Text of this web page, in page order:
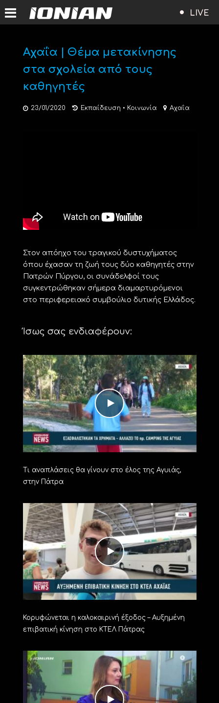
LIVE
Αχαΐα | Θέμα μετακίνησης
στα σχολεία από τους
καθηγητές
23/01/2020 Εκπαίδευση • Κοινωνία Αχαΐα
Στον απόηχο του τραγικού δυστυχήματος
όπου έχασαν τη ζωή τους δύο καθηγητές στην
Πατρών Πύργου, οι συνάδελφοί τους
συγκεντρώθηκαν σήμερα διαμαρτυρόμενοι
στο περιφερειακό συμβούλιο δυτικής Ελλάδος.
Ίσως σας ενδιαφέρουν:
Τι αναπλάσεις θα γίνουν στο έλος της Αγυιάς,
στην Πάτρα
Κορυφώνεται η καλοκαιρινή έξοδος – Αυξημένη
επιβατική κίνηση στο ΚΤΕΛ Πάτρας